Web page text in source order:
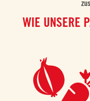
WIE UNSERE